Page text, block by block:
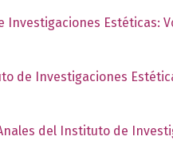
Estéticas:
de Investigaciones
del Instituto de